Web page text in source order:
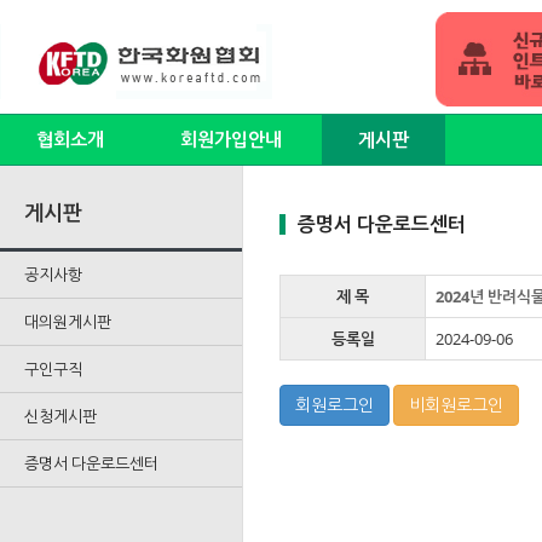
협회소개 회원가입안내 게시판
게시판
공지사항
대의원게시판
구인구직
신청게시판
증명서 다운로드센터
증명서 다운로드센터
제 목
2024년 반려식
등록일
2024-09-06
회원로그인 비회원로그인